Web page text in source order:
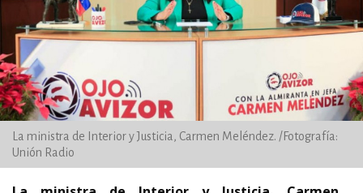
La ministra de Interior y Justicia, Carmen Meléndez. /Fotografía:
Unión Radio